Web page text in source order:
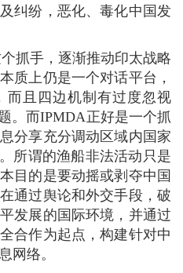
纠纷，恶化、毒化中国发
抓手，逐渐推动印太战略
质上仍是一个对话平台，
而且四边机制有过度忽视
。而IPMDA正好是一个抓
分享充分调动区域内国家
所谓的渔船非法活动只是
目的是要动摇或剥夺中国
通过舆论和外交手段，破
发展的国际环境，并通过
合作为起点，构建针对中
网络。